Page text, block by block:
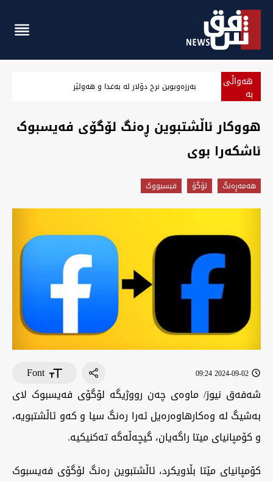
هەواڵی
بە ‏بەرزەوبوین نرخ دۆلار لە بەغدا و هەولێر
هووکار ئاڵشتبوین ڕەنگ لۆگۆی فەیسبوک
ئاشکەرا بوی
هه‌مه‌ڕه‌نگ لۆگۆ فيسبووک
2024-09-02 09:24
Font
شەفەق نیوز/ ماوەی چەن رووژیگە لۆگۆی فەیسبوک لای
بەشیگ لە وەکارهاوەرەیل ئەرا رەنگ سیا و کەو ئاڵشتبویە،
و کۆمپانیای میتا راگەیان، گیچەڵەگە تەکنیکیە.
کۆمپانیای مێتا بڵاویکرد، ئاڵشتبوین رەنگ لۆگۆی فەیسبوک